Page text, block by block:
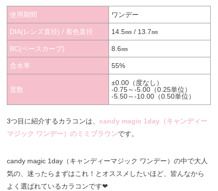
使用期間 ワンデー
DIA(レンズ直径) / 着色直径 14.5㎜ / 13.7㎜
BC(ベースカーブ) 8.6㎜
含水率 55%
度数
±0.00（度なし）
-0.75～-5.00（0.25単位）
-5.50～-10.00（0.50単位）
3つ目に紹介するカラコンは、candy magic 1day（キャンディー
マジック ワンデー）のミミブラウンです。
candy magic 1day（キャンディーマジック ワンデー）の中で大人
気の、迷ったらまずはこれ！とオススメしたいほど、皆んなから
よく選ばれているカラコンです❤︎